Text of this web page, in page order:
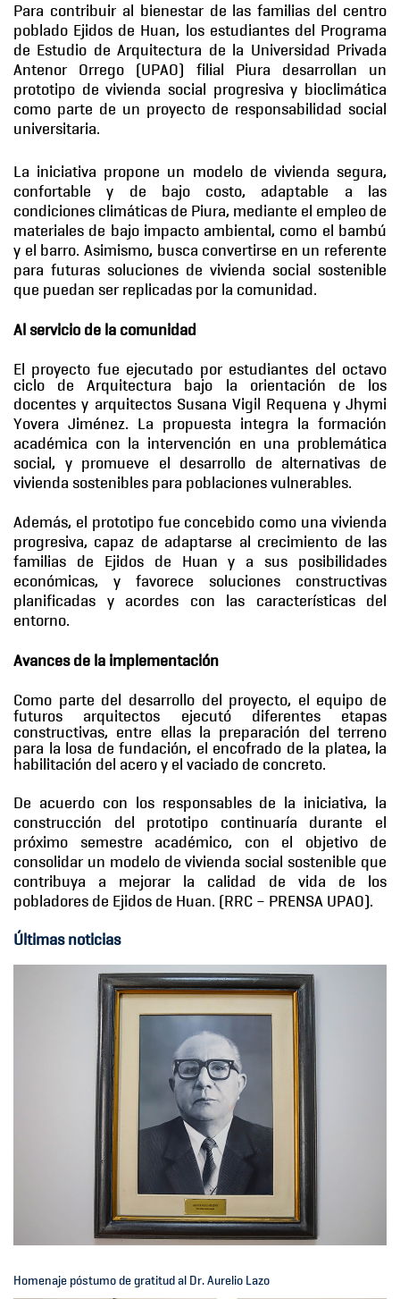
Para contribuir al bienestar de las familias del centro
poblado Ejidos de Huan, los estudiantes del Programa
de Estudio de Arquitectura de la Universidad Privada
Antenor Orrego (UPAO) filial Piura desarrollan un
prototipo de vivienda social progresiva y bioclimática
como parte de un proyecto de responsabilidad social
universitaria.
La iniciativa propone un modelo de vivienda segura,
confortable y de bajo costo, adaptable a las
condiciones climáticas de Piura, mediante el empleo de
materiales de bajo impacto ambiental, como el bambú
y el barro. Asimismo, busca convertirse en un referente
para futuras soluciones de vivienda social sostenible
que puedan ser replicadas por la comunidad.
Al servicio de la comunidad
El proyecto fue ejecutado por estudiantes del octavo
ciclo de Arquitectura bajo la orientación de los
docentes y arquitectos Susana Vigil Requena y Jhymi
Yovera Jiménez. La propuesta integra la formación
académica con la intervención en una problemática
social, y promueve el desarrollo de alternativas de
vivienda sostenibles para poblaciones vulnerables.
Además, el prototipo fue concebido como una vivienda
progresiva, capaz de adaptarse al crecimiento de las
familias de Ejidos de Huan y a sus posibilidades
económicas, y favorece soluciones constructivas
planificadas y acordes con las características del
entorno.
Avances de la implementación
Como parte del desarrollo del proyecto, el equipo de
futuros arquitectos ejecutó diferentes etapas
constructivas, entre ellas la preparación del terreno
para la losa de fundación, el encofrado de la platea, la
habilitación del acero y el vaciado de concreto.
De acuerdo con los responsables de la iniciativa, la
construcción del prototipo continuaría durante el
próximo semestre académico, con el objetivo de
consolidar un modelo de vivienda social sostenible que
contribuya a mejorar la calidad de vida de los
pobladores de Ejidos de Huan. (RRC – PRENSA UPAO).
Últimas noticias
Homenaje póstumo de gratitud al Dr. Aurelio Lazo